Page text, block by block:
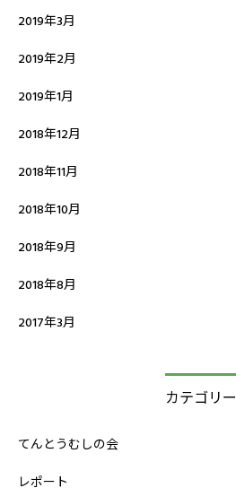
2019年3月
2019年2月
2019年1月
2018年12月
2018年11月
2018年10月
2018年9月
2018年8月
2017年3月
カテゴリー
てんとうむしの会
レポート